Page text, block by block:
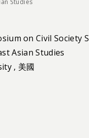
Studies
on Civil Society
Asian Studies
, 美國